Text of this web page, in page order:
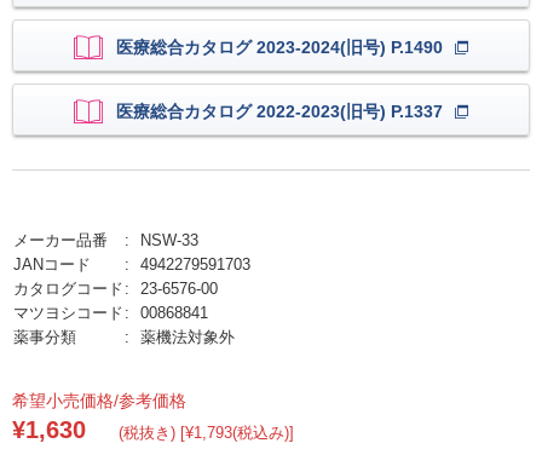
医療総合カタログ 2023-2024(旧号) P.1490
医療総合カタログ 2022-2023(旧号) P.1337
メーカー品番
NSW-33
JANコード
4942279591703
カタログコード
23-6576-00
マツヨシコード
00868841
薬事分類
薬機法対象外
希望小売価格/参考価格
¥1,630 (税抜き) [¥1,793(税込み)]